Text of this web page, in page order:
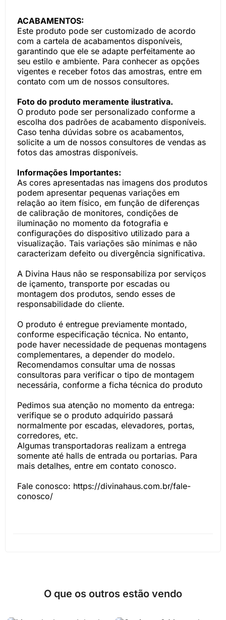
ACABAMENTOS:
Este produto pode ser customizado de acordo
com a cartela de acabamentos disponíveis,
garantindo que ele se adapte perfeitamente ao
seu estilo e ambiente. Para conhecer as opções
vigentes e receber fotos das amostras, entre em
contato com um de nossos consultores.
Foto do produto meramente ilustrativa.
O produto pode ser personalizado conforme a
escolha dos padrões de acabamento disponíveis.
Caso tenha dúvidas sobre os acabamentos,
solicite a um de nossos consultores de vendas as
fotos das amostras disponíveis.
Informações Importantes:
As cores apresentadas nas imagens dos produtos
podem apresentar pequenas variações em
relação ao item físico, em função de diferenças
de calibração de monitores, condições de
iluminação no momento da fotografia e
configurações do dispositivo utilizado para a
visualização. Tais variações são mínimas e não
caracterizam defeito ou divergência significativa.
A Divina Haus não se responsabiliza por serviços
de içamento, transporte por escadas ou
montagem dos produtos, sendo esses de
responsabilidade do cliente.
O produto é entregue previamente montado,
conforme especificação técnica. No entanto,
pode haver necessidade de pequenas montagens
complementares, a depender do modelo.
Recomendamos consultar uma de nossas
consultoras para verificar o tipo de montagem
necessária, conforme a ficha técnica do produto
Pedimos sua atenção no momento da entrega:
verifique se o produto adquirido passará
normalmente por escadas, elevadores, portas,
corredores, etc.
Algumas transportadoras realizam a entrega
somente até halls de entrada ou portarias. Para
mais detalhes, entre em contato conosco.
Fale conosco: https://divinahaus.com.br/fale-
conosco/
O que os outros estão vendo